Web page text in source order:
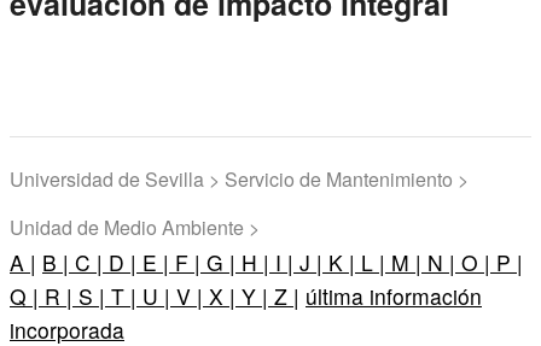
Universidad de Sevilla > Servicio de Mantenimiento >
Unidad de Medio Ambiente >
A | B | C | D | E | F | G | H | I | J | K | L | M | N | O | P |
Q | R | S | T | U | V | X | Y | Z | última información
incorporada